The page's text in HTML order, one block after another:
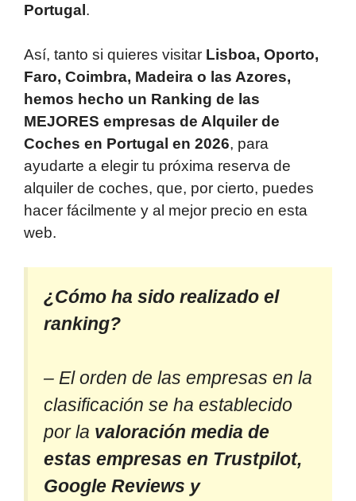
Portugal.
Así, tanto si quieres visitar Lisboa, Oporto,
Faro, Coimbra, Madeira o las Azores,
hemos hecho un Ranking de las
MEJORES empresas de Alquiler de
Coches en Portugal en 2026, para
ayudarte a elegir tu próxima reserva de
alquiler de coches, que, por cierto, puedes
hacer fácilmente y al mejor precio en esta
web.
¿Cómo ha sido realizado el
ranking?
– El orden de las empresas en la
clasificación se ha establecido
por la valoración media de
estas empresas en Trustpilot,
Google Reviews y